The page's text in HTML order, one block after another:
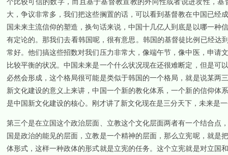
个比较可信的数字，而且基于基督教宣教的外向性或者说进攻性，
大，争议非常多，我们把这些搁置的话，可以看到基督教在中国已
国未来主流信仰的塑造，换句话来说，中国十几亿人到底是以哪一
有定论的。那我们去看韩国呢，很有意思。韩国的基督徒比例已经达
常好。他们搞这些招数对我们压力非常大，像端午节，像中医，申请
比较平衡的状况。中国未来是一个什么状况现在还很难断定，但是
必然会形成，这个格局很可能是类似于韩国的一个格局，就是说某
新文化建设的意义上来讲，中国一个新的教化体系，一个新的信仰
是中国新文化建设的核心。刚才讲了新文化现在是三分天下，未来是
第三个是在立国这个政治层面、立教这个文化层面两者有一个结合点
国是政治的能见的层面，立教是一个精神的层面，那么立宪呢，就
体形式，这样一种政体的形式就是立宪的任务。这个立宪就是对立国